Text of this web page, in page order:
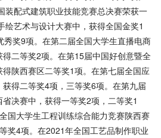
装配式建筑职业技能竞赛总决赛荣获一
绘艺术与设计大赛中，获得全国金奖1
奖9项。在第二届全国大学生直播电商
二等奖2项。在第15届中国好创意暨全
陕西赛区二等奖1项。在第七届全国应
得二等奖4项，三等奖6项。在第九届
决赛中，获得一等奖2项，二等奖1
国大学生工程训练综合能力竞赛陕西赛
奖4项。在2021年全国工艺品制作职业